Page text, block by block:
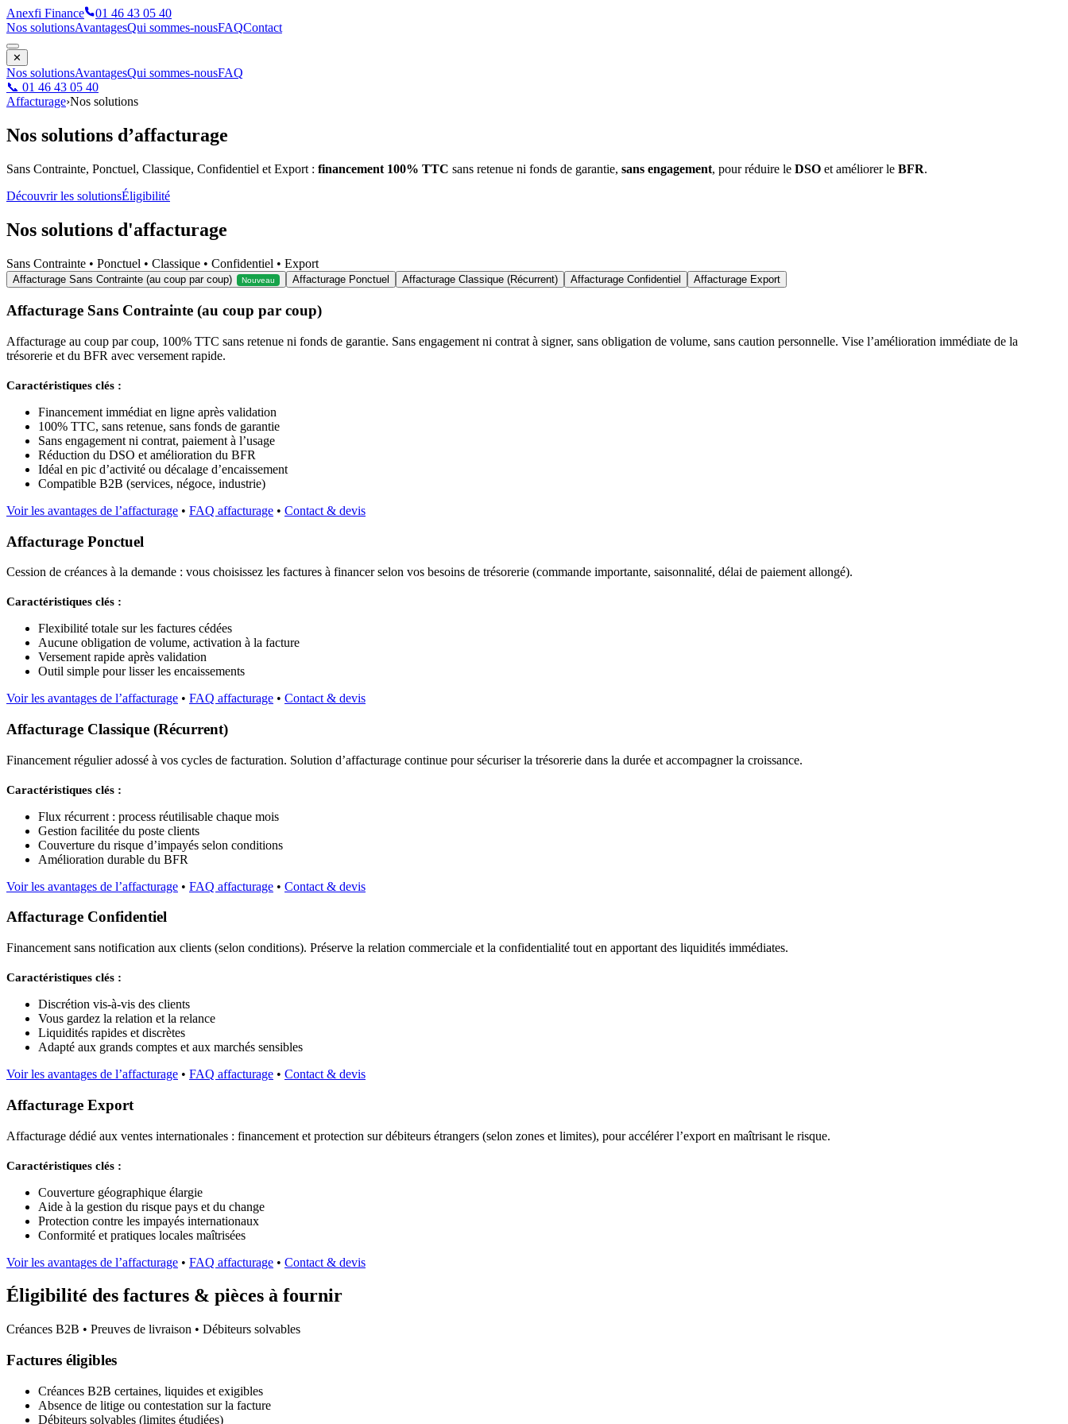
Anexfi Finance
01 46 43 05 40
Nos solutionsAvantagesQui sommes-nousFAQContact
✕
Nos solutionsAvantagesQui sommes-nousFAQ
📞 01 46 43 05 40
Affacturage›Nos solutions
Nos solutions d’affacturage
Sans Contrainte, Ponctuel, Classique, Confidentiel et Export : financement 100% TTC sans retenue ni fonds de garantie, sans engagement, pour réduire le DSO et améliorer le BFR.
Découvrir les solutionsÉligibilité
Nos solutions d'affacturage
Sans Contrainte • Ponctuel • Classique • Confidentiel • Export
Affacturage Sans Contrainte (au coup par coup) Nouveau Affacturage Ponctuel Affacturage Classique (Récurrent) Affacturage Confidentiel Affacturage Export
Affacturage Sans Contrainte (au coup par coup)
Affacturage au coup par coup, 100% TTC sans retenue ni fonds de garantie. Sans engagement ni contrat à signer, sans obligation de volume, sans caution personnelle. Vise l’amélioration immédiate de la
trésorerie et du BFR avec versement rapide.
Caractéristiques clés :
Financement immédiat en ligne après validation
100% TTC, sans retenue, sans fonds de garantie
Sans engagement ni contrat, paiement à l’usage
Réduction du DSO et amélioration du BFR
Idéal en pic d’activité ou décalage d’encaissement
Compatible B2B (services, négoce, industrie)
Voir les avantages de l’affacturage • FAQ affacturage • Contact & devis
Affacturage Ponctuel
Cession de créances à la demande : vous choisissez les factures à financer selon vos besoins de trésorerie (commande importante, saisonnalité, délai de paiement allongé).
Caractéristiques clés :
Flexibilité totale sur les factures cédées
Aucune obligation de volume, activation à la facture
Versement rapide après validation
Outil simple pour lisser les encaissements
Voir les avantages de l’affacturage • FAQ affacturage • Contact & devis
Affacturage Classique (Récurrent)
Financement régulier adossé à vos cycles de facturation. Solution d’affacturage continue pour sécuriser la trésorerie dans la durée et accompagner la croissance.
Caractéristiques clés :
Flux récurrent : process réutilisable chaque mois
Gestion facilitée du poste clients
Couverture du risque d’impayés selon conditions
Amélioration durable du BFR
Voir les avantages de l’affacturage • FAQ affacturage • Contact & devis
Affacturage Confidentiel
Financement sans notification aux clients (selon conditions). Préserve la relation commerciale et la confidentialité tout en apportant des liquidités immédiates.
Caractéristiques clés :
Discrétion vis-à-vis des clients
Vous gardez la relation et la relance
Liquidités rapides et discrètes
Adapté aux grands comptes et aux marchés sensibles
Voir les avantages de l’affacturage • FAQ affacturage • Contact & devis
Affacturage Export
Affacturage dédié aux ventes internationales : financement et protection sur débiteurs étrangers (selon zones et limites), pour accélérer l’export en maîtrisant le risque.
Caractéristiques clés :
Couverture géographique élargie
Aide à la gestion du risque pays et du change
Protection contre les impayés internationaux
Conformité et pratiques locales maîtrisées
Voir les avantages de l’affacturage • FAQ affacturage • Contact & devis
Éligibilité des factures & pièces à fournir
Créances B2B • Preuves de livraison • Débiteurs solvables
Factures éligibles
Créances B2B certaines, liquides et exigibles
Absence de litige ou contestation sur la facture
Débiteurs solvables (limites étudiées)